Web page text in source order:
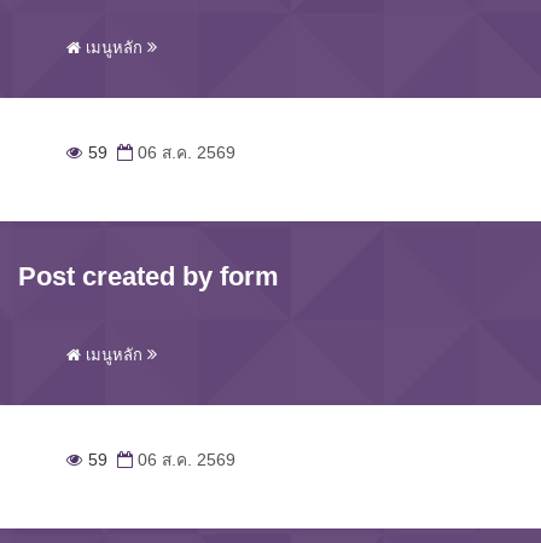
เมนูหลัก
59 06 ส.ค. 2569
Post created by form
เมนูหลัก
59 06 ส.ค. 2569